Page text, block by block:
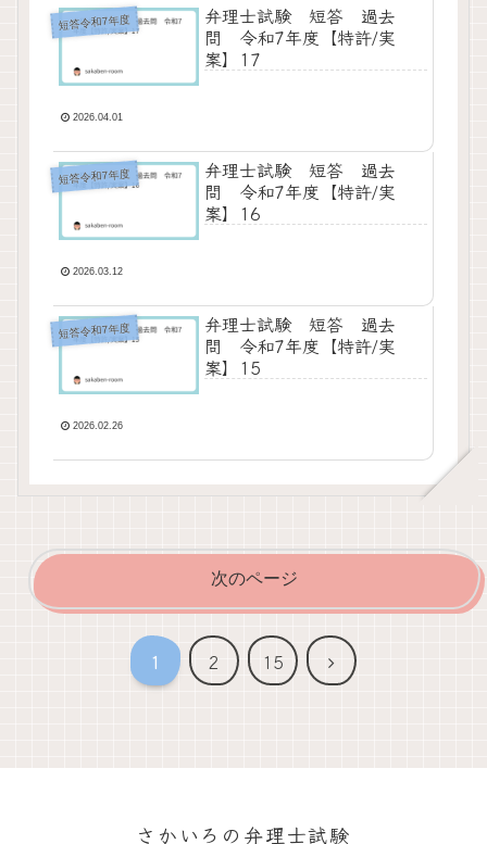
短答令和7年度
弁理士試験 短答 過去
問 令和7年度【特許/実
案】17
2026.04.01
短答令和7年度
弁理士試験 短答 過去
問 令和7年度【特許/実
案】16
2026.03.12
短答令和7年度
弁理士試験 短答 過去
問 令和7年度【特許/実
案】15
2026.02.26
次のページ
1 2 15
次
さかいろの弁理士試験